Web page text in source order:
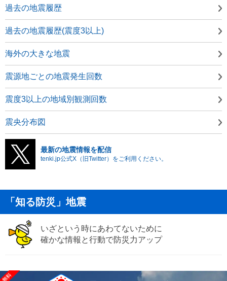
過去の地震履歴
過去の地震履歴(震度3以上)
海外の大きな地震
震源地ごとの地震発生回数
震度3以上の地域別観測回数
震央分布図
最新の地震情報を配信
tenki.jp公式X（旧Twitter）をご利用ください。
「知る防災」地震
いざという時にあわてないために
確かな情報と行動で防災力アップ